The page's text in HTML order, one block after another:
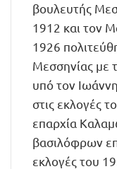
βουλευτής
1912 και τον
1926
Μεσσηνίας με
υπό τον
στις εκλογές
επαρχία
βασιλόφρων
εκλογές του